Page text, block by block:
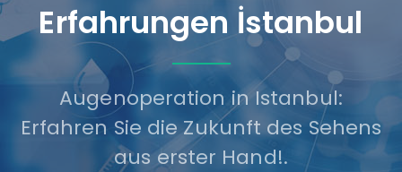
Erfahrungen İstanbul
Augenoperation in Istanbul:
Erfahren Sie die Zukunft des Sehens
aus erster Hand!.